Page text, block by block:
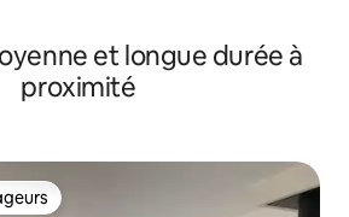
et longue durée à
proximité